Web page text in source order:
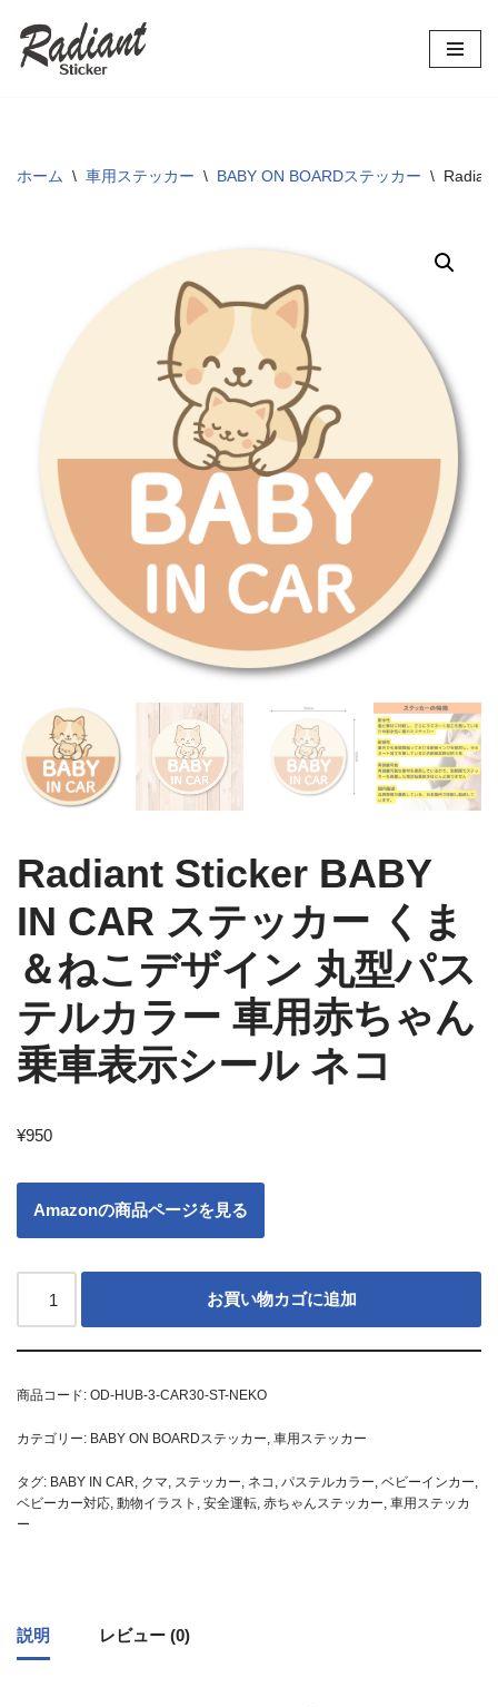
コ
ツ
ホーム \ 車用ステッカー \ BABY ON BOARDステッカー \
Radiant Sticker BABY
IN CAR ステッカー くま
＆ねこデザイン 丸型パス
テルカラー 車用赤ちゃん
乗車表示シール ネコ
¥950
Amazonの商品ページを見る
お買い物カゴに追加
商品コード: OD-HUB-3-CAR30-ST-NEKO
カテゴリー: BABY ON BOARDステッカー, 車用ステッカー
タグ: BABY IN CAR, クマ, ステッカー, ネコ , パステルカラー, ベビーインカー,
ベビーカー対応, 動物イラスト , 安全運転, 赤ちゃんステッカー, 車用ステッカ
ー
説明 レビュー (0)